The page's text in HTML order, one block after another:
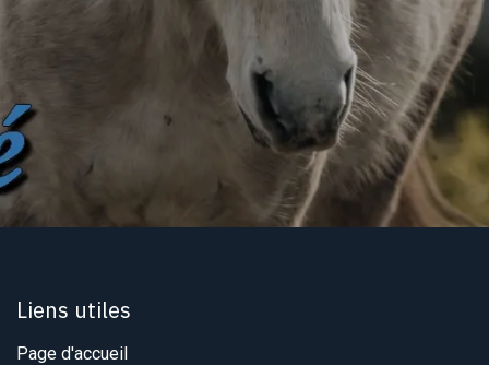
Liens utiles
Page d'accueil